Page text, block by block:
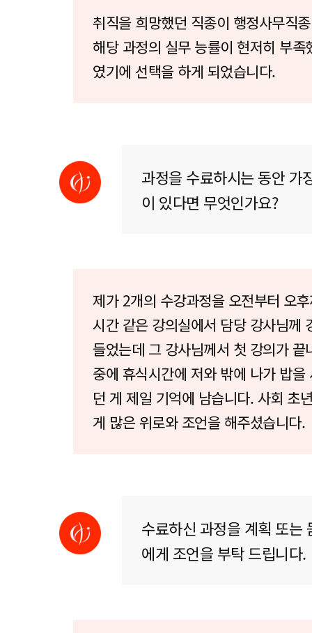
취직을 희망했던 직종이 행정사무직
해당 과정의 실무 능률이 현저히 부족
였기에 선택을 하게 되었습니다.
과정을 수료하시는 동안 가
이 있다면 무엇인가요?
제가 2개의 수강과정을 오전부터 오
시간 같은 강의실에서 담당 강사님께
들었는데 그 강사님께서 첫 강의가 끝
중에 휴식시간에 저와 밖에 나가 밥을
던 게 제일 기억에 남습니다. 사회 초
게 많은 위로와 조언을 해주셨습니다.
수료하신 과정을 계획 또는
에게 조언을 부탁 드립니다.